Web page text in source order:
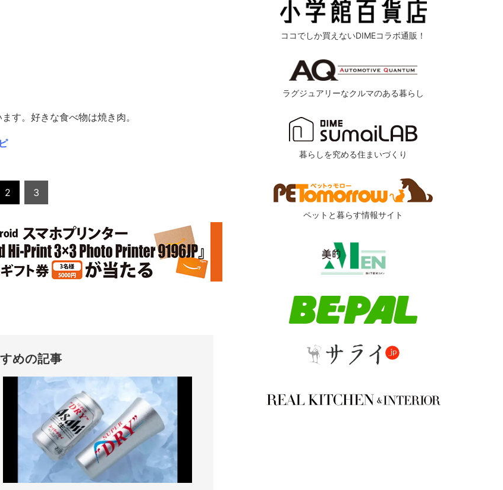
す。好きな食べ物は焼き肉。
2 3
めの記事
ココでしか買えないDIMEコラボ通販！
ラグジュアリーなクルマのある暮らし
暮らしを究める住まいづくり
ペットと暮らす情報サイト